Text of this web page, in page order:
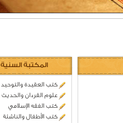
المكتبة السنية
كتب العقيدة والتوحيد
علوم القرءان والحديث
كتب الفقه الإسلامي
كتب الأطفال والناشئة